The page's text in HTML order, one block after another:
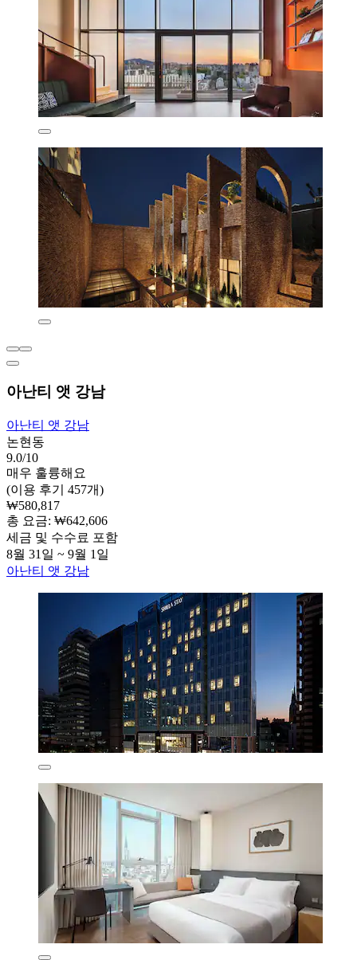
아난티 앳 강남
아난티 앳 강남
논현동
9.0/10
매우 훌륭해요
(이용 후기 457개)
₩580,817
총 요금: ₩642,606
세금 및 수수료 포함
8월 31일 ~ 9월 1일
아난티 앳 강남